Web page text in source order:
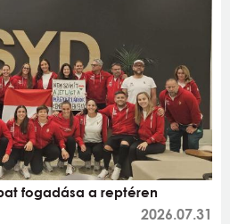
fogadása a reptéren
2026.07.31